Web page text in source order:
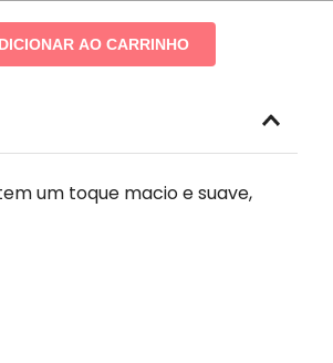
AO CARRINHO
um toque macio e suave,